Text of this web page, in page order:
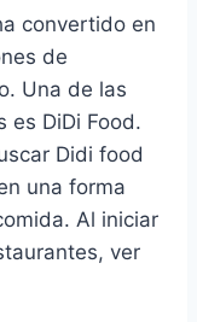
convertido en
de
Una de las
es DiDi Food.
Didi food
una forma
Al iniciar
ver